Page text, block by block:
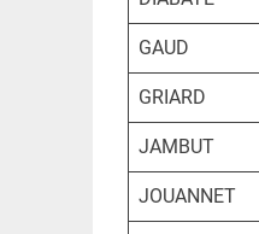
GAUD
GRIARD
JAMBUT
JOUANNET